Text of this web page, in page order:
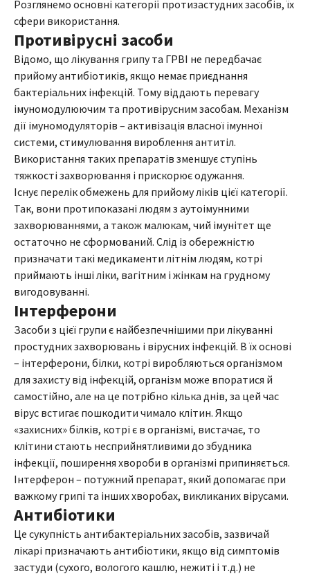
Розглянемо основні категорії протизастудних засобів, їх
сфери використання.
Противірусні засоби
Відомо, що лікування грипу та ГРВІ не передбачає
прийому антибіотиків, якщо немає приєднання
бактеріальних інфекцій. Тому віддають перевагу
імуномодулюючим та противірусним засобам. Механізм
дії імуномодуляторів – активізація власної імунної
системи, стимулювання вироблення антитіл.
Використання таких препаратів зменшує ступінь
тяжкості захворювання і прискорює одужання.
Існує перелік обмежень для прийому ліків цієї категорії.
Так, вони протипоказані людям з аутоімунними
захворюваннями, а також малюкам, чий імунітет ще
остаточно не сформований. Слід із обережністю
призначати такі медикаменти літнім людям, котрі
приймають інші ліки, вагітним і жінкам на грудному
вигодовуванні.
Інтерферони
Засоби з цієї групи є найбезпечнішими при лікуванні
простудних захворювань і вірусних інфекцій. В їх основі
– інтерферони, білки, котрі виробляються організмом
для захисту від інфекцій, організм може впоратися й
самостійно, але на це потрібно кілька днів, за цей час
вірус встигає пошкодити чимало клітин. Якщо
«захисних» білків, котрі є в організмі, вистачає, то
клітини стають несприйнятливими до збудника
інфекції, поширення хвороби в організмі припиняється.
Інтерферон – потужний препарат, який допомагає при
важкому грипі та інших хворобах, викликаних вірусами.
Антибіотики
Це сукупність антибактеріальних засобів, зазвичай
лікарі призначають антибіотики, якщо від симптомів
застуди (сухого, вологого кашлю, нежиті і т.д.) не